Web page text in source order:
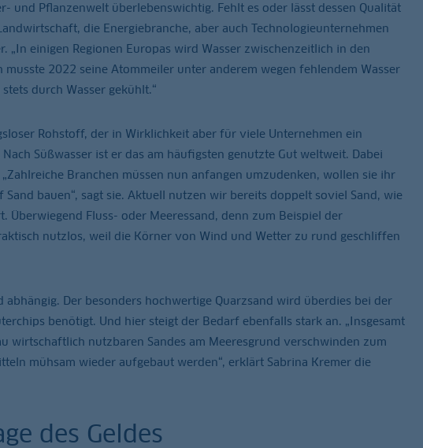
und Pflanzenwelt überlebenswichtig. Fehlt es oder lässt dessen Qualität
die Energiebranche, aber auch Technologieunternehmen
„In einigen Regionen Europas wird Wasser zwischenzeitlich in den
2022 seine Atommeiler unter anderem wegen fehlendem Wasser
durch Wasser gekühlt.“
Rohstoff, der in Wirklichkeit aber für viele Unternehmen ein
Süßwasser ist er das am häufigsten genutzte Gut weltweit. Dabei
Branchen müssen nun anfangen umzudenken, wollen sie ihr
bauen“, sagt sie. Aktuell nutzen wir bereits doppelt soviel Sand, wie
Fluss- oder Meeressand, denn zum Beispiel der
nutzlos, weil die Körner von Wind und Wetter zu rund geschliffen
Der besonders hochwertige Quarzsand wird überdies bei der
benötigt. Und hier steigt der Bedarf ebenfalls stark an. „Insgesamt
wirtschaftlich nutzbaren Sandes am Meeresgrund verschwinden zum
mühsam wieder aufgebaut werden“, erklärt Sabrina Kremer die
des Geldes